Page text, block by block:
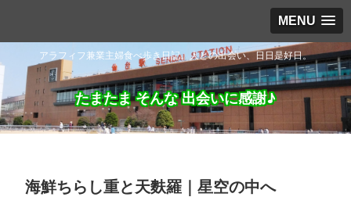
MENU
アラフィフ兼業主婦食べ歩き日記。人との出会い、日日是好日。
たまたま そんな 出会いに感謝♪
海鮮ちらし重と天麩羅｜星空の中へ